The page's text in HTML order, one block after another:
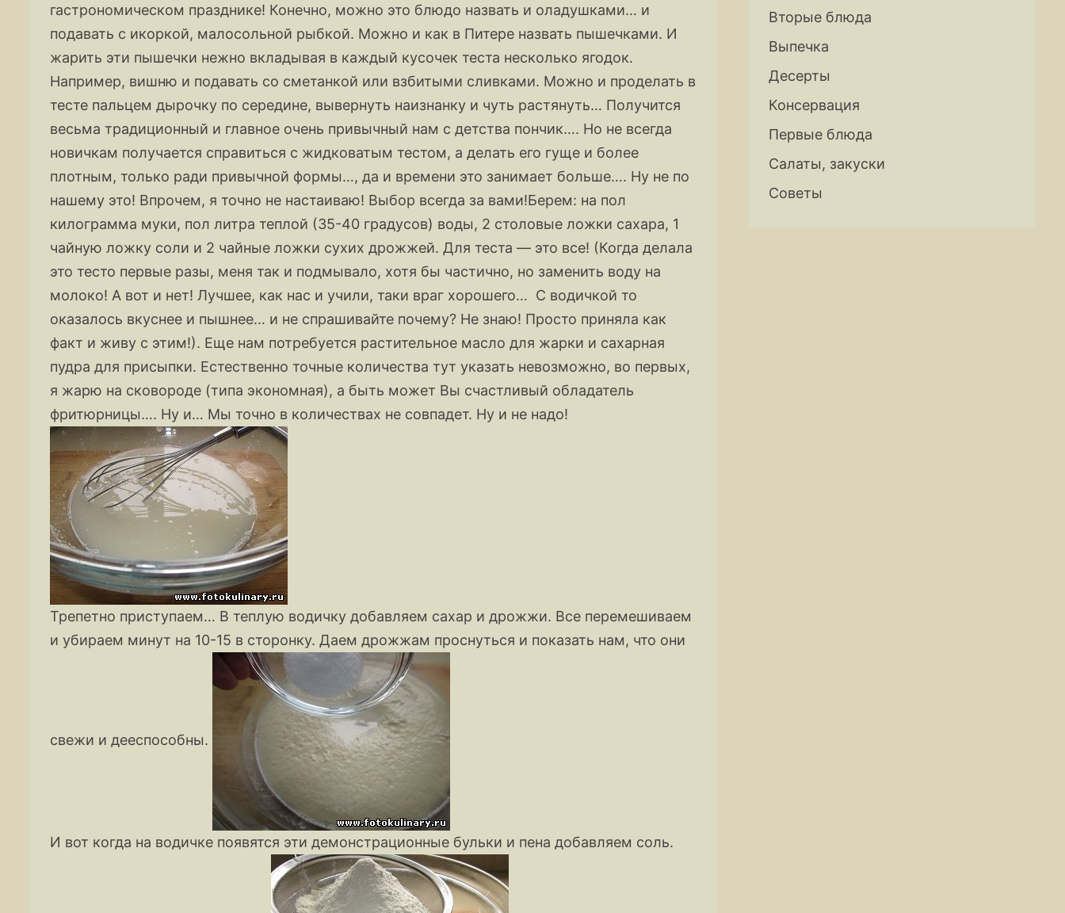
гастрономическом празднике! Конечно, можно это блюдо назвать и оладушками… и
подавать с икоркой, малосольной рыбкой. Можно и как в Питере назвать пышечками. И
жарить эти пышечки нежно вкладывая в каждый кусочек теста несколько ягодок.
Например, вишню и подавать со сметанкой или взбитыми сливками. Можно и проделать в
тесте пальцем дырочку по середине, вывернуть наизнанку и чуть растянуть… Получится
весьма традиционный и главное очень привычный нам с детства пончик…. Но не всегда
новичкам получается справиться с жидковатым тестом, а делать его гуще и более
плотным, только ради привычной формы…, да и времени это занимает больше…. Ну не по
нашему это! Впрочем, я точно не настаиваю! Выбор всегда за вами!Берем: на пол
килограмма муки, пол литра теплой (35-40 градусов) воды, 2 столовые ложки сахара, 1
чайную ложку соли и 2 чайные ложки сухих дрожжей. Для теста — это все! (Когда делала
это тесто первые разы, меня так и подмывало, хотя бы частично, но заменить воду на
молоко! А вот и нет! Лучшее, как нас и учили, таки враг хорошего… С водичкой то
оказалось вкуснее и пышнее… и не спрашивайте почему? Не знаю! Просто приняла как
факт и живу с этим!). Еще нам потребуется растительное масло для жарки и сахарная
пудра для присыпки. Естественно точные количества тут указать невозможно, во первых,
я жарю на сковороде (типа экономная), а быть может Вы счастливый обладатель
фритюрницы…. Ну и… Мы точно в количествах не совпадет. Ну и не надо!
Трепетно приступаем… В теплую водичку добавляем сахар и дрожжи. Все перемешиваем
и убираем минут на 10-15 в сторонку. Даем дрожжам проснуться и показать нам, что они
свежи и дееспособны.
И вот когда на водичке появятся эти демонстрационные бульки и пена добавляем соль.
Вторые блюда
Выпечка
Десерты
Консервация
Первые блюда
Салаты, закуски
Советы